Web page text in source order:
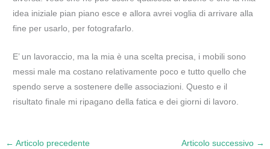
idea iniziale pian piano esce e allora avrei voglia di arrivare alla
fine per usarlo, per fotografarlo.
E’ un lavoraccio, ma la mia è una scelta precisa, i mobili sono
messi male ma costano relativamente poco e tutto quello che
spendo serve a sostenere delle associazioni. Questo e il
risultato finale mi ripagano della fatica e dei giorni di lavoro.
← Articolo precedente Articolo successivo →